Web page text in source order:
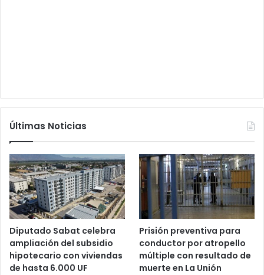
Últimas Noticias
Diputado Sabat celebra
ampliación del subsidio
hipotecario con viviendas
de hasta 6.000 UF
Prisión preventiva para
conductor por atropello
múltiple con resultado de
muerte en La Unión